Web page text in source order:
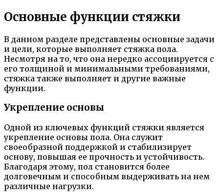
Основные функции стяжки
В данном разделе представлены основные задачи
и цели, которые выполняет стяжка пола.
Несмотря на то, что она нередко ассоциируется с
его толщиной и минимальными требованиями,
стяжка также выполняет и другие важные
функции.
Укрепление основы
Одной из ключевых функций стяжки является
укрепление основы пола. Она служит
своеобразной поддержкой и стабилизирует
основу, повышая ее прочность и устойчивость.
Благодаря этому, пол становится более
долговечным и способным выдерживать на нем
различные нагрузки.